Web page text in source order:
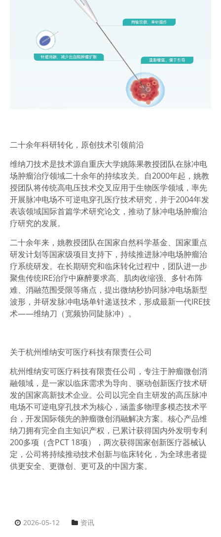
二十余年科研转化，原创技术引领前沿
维纳刀技术是技术源自重庆大学姚陈果教授团队在脉冲电
场肿瘤治疗领域二十余年的持续攻关。自2000年起，姚教
授团队将传统高电压技术交叉应用于生物医学领域，率先
开展脉冲电场不可逆电穿孔医疗技术研究，并于2004年发
表该领域国际首篇学术研究论文，推动了脉冲电场肿瘤治
疗研究的发展。
二十余年来，姚教授团队在国家自然科学基金、国家重点
研发计划等国家级项目支持下，持续推进脉冲电场肿瘤治
疗系统研发。在长期研究和临床转化过程中，团队进一步
聚焦传统IRE治疗中麻醉要求高、肌肉收缩强、多针布阵
难、消融范围受限等痛点，提出微纳秒协同脉冲电场新型
波形，并研发脉冲电场单针递送技术，形成最新一代IRE技
术——维纳刀 （宽频协同陡脉冲） 。
关于杭州维纳安可医疗科技有限责任公司
杭州维纳安可医疗科技有限责任公司，专注于肿瘤微创消
融领域，是一家以临床需求为导向、驱动创新医疗技术研
发的国家高新技术企业。公司以完全自主研发的高压脉冲
电场不可逆电穿孔技术为核心，涵盖多物理多模态技术平
台，开发国际领先的肿瘤微创消融解决方案。核心产品维
纳刀拥有完全自主知识产权，已累计获得国内外发明专利
200多项（含PCT 18项），两次获得国家创新医疗器械认
定，公司将持续推动技术创新与临床转化，为全球患者提
供更安全、更微创、更可及的中国方案。
2026-05-12 资讯